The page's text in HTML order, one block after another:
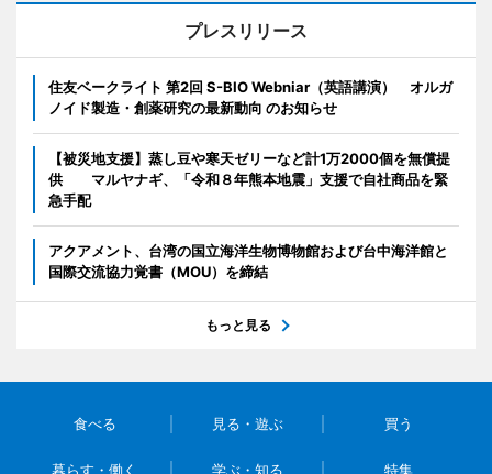
プレスリリース
住友ベークライト 第2回 S-BIO Webniar（英語講演） オルガ
ノイド製造・創薬研究の最新動向 のお知らせ
【被災地支援】蒸し豆や寒天ゼリーなど計1万2000個を無償提
供 マルヤナギ、「令和８年熊本地震」支援で自社商品を緊
急手配
アクアメント、台湾の国立海洋生物博物館および台中海洋館と
国際交流協力覚書（MOU）を締結
もっと見る
食べる 見る・遊ぶ 買う
暮らす・働く 学ぶ・知る 特集